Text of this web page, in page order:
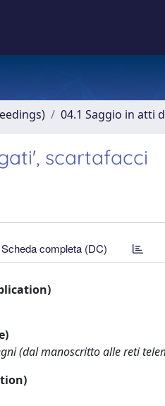
04.1 Saggio in atti
scartafacci
Scheda completa (DC)
(dal manoscritto alle reti